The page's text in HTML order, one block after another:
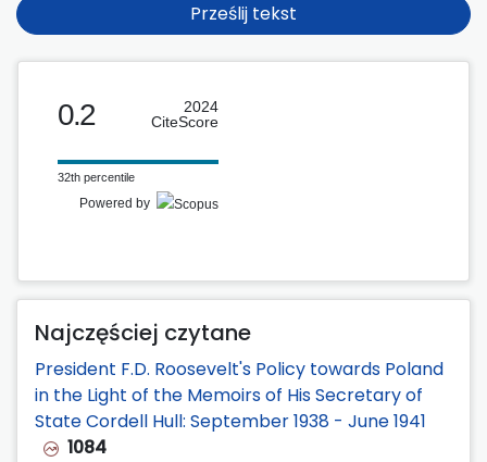
Prześlij tekst
0.2
2024
CiteScore
32th percentile
Powered by
Najczęściej czytane
President F.D. Roosevelt's Policy towards Poland
in the Light of the Memoirs of His Secretary of
State Cordell Hull: September 1938 - June 1941
1084